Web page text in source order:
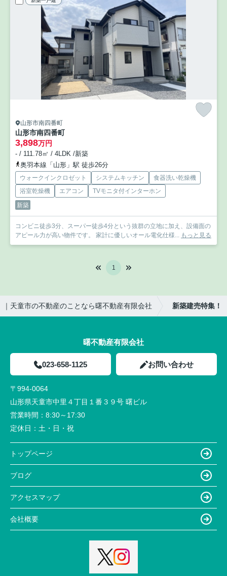
山形市南四番町
山形市南四番町
3,898万円
- / 111.78㎡ / 4LDK /新築
奥羽本線「山形」駅 徒歩26分
ウォークインクロゼット システムキッチン
食器洗い乾燥機
浴室乾燥機
エアコン
TVモニタ付インターホン
新築
コンビニ徒歩3分、スーパー徒歩4分という抜群の立地に加え、設備面の
アピール力が高い物件です。 家計に優しいオール電化仕様... もっと見る
1
｜天童市の不動産のことなら曙不動産有限会社 新築建売特集！
曙不動産有限会社
023-658-1125 お問い合わせ
〒994-0064
山形県天童市中里４丁目１番３９号 曙ビル
営業時間： 8:30～17:30
定休日： 土・日・祝
トップページ
ブログ
アクセスマップ
会社概要